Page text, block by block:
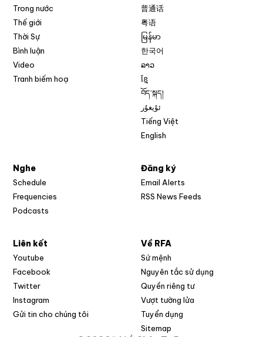
Trong nước
Thế giới
Thời Sự
Bình luận
Video
Tranh biếm hoạ
普通话
粤语
မြန်မာ
한국어
ລາວ
ខ្មែ
བོད་སྐད།
ئۇيغۇر
Tiếng Việt
English
Nghe
Schedule
Frequencies
Podcasts
Đăng ký
Email Alerts
RSS News Feeds
Liên kết
Youtube
Facebook
Twitter
Instagram
Gửi tin cho chúng tôi
Về RFA
Sứ mệnh
Nguyên tắc sử dụng
Quyền riêng tư
Vượt tường lửa
Tuyển dụng
Sitemap